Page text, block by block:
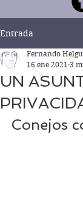
Entrada
UN
Fernando
16 ene 2021 3
Conejos